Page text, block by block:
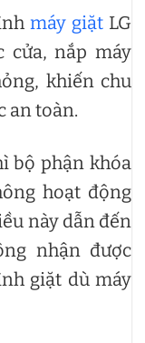
máy giặt LG
cửa, nắp máy
khiến chu
an toàn.
bộ phận khóa
hoạt động
này dẫn đến
nhận được
giặt dù máy